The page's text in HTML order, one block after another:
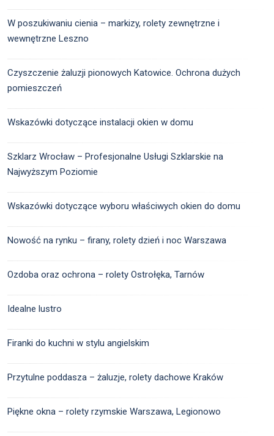
W poszukiwaniu cienia – markizy, rolety zewnętrzne i
wewnętrzne Leszno
Czyszczenie żaluzji pionowych Katowice. Ochrona dużych
pomieszczeń
Wskazówki dotyczące instalacji okien w domu
Szklarz Wrocław – Profesjonalne Usługi Szklarskie na
Najwyższym Poziomie
Wskazówki dotyczące wyboru właściwych okien do domu
Nowość na rynku – firany, rolety dzień i noc Warszawa
Ozdoba oraz ochrona – rolety Ostrołęka, Tarnów
Idealne lustro
Firanki do kuchni w stylu angielskim
Przytulne poddasza – żaluzje, rolety dachowe Kraków
Piękne okna – rolety rzymskie Warszawa, Legionowo